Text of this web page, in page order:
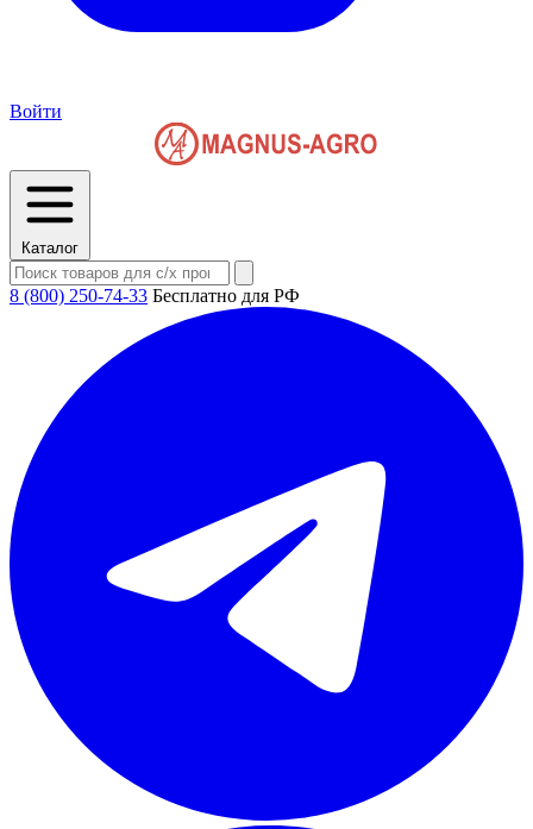
Войти
Каталог
8 (800) 250-74-33 Бесплатно для РФ